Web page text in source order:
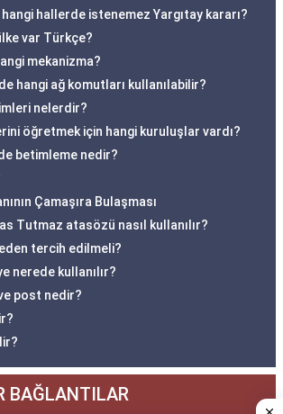
hangi hallerde istenemez Yargıtay kararı?
var Türkçe?
mekanizma?
hangi ağ komutları kullanılabilir?
nelerdir?
öğretmek için hangi kuruluşlar vardı?
betimleme nedir?
Çamaşıra Bulaşması
Tutmaz atasözü nasıl kullanılır?
tercih edilmeli?
nerede kullanılır?
post nedir?
BAĞLANTILAR